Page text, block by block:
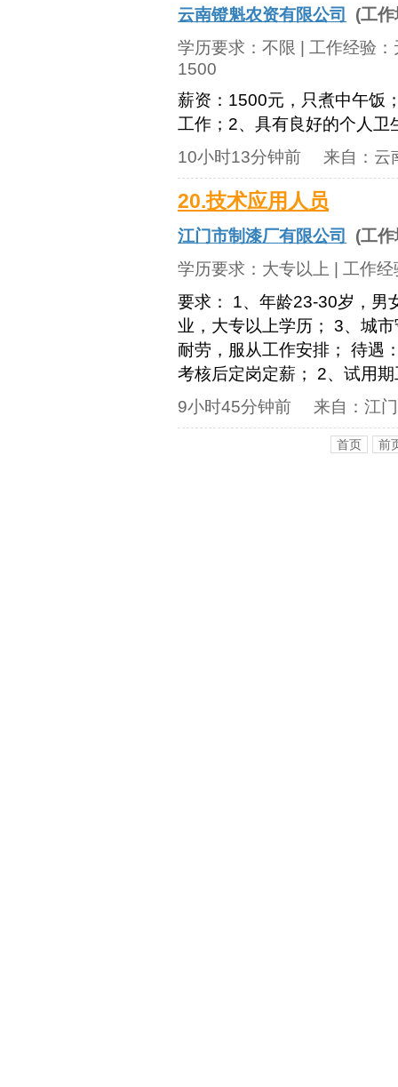
云南镫魁农资有限公司
(工
学历要求： 不限 | 工作经验：
1500
薪资：1500元，只煮中午饭
工作；2、具有良好的个人
10小时13分钟前 来自： 云
20.技术应用人员
江门市制漆厂有限公司
(工
学历要求： 大专以上 | 工作
要求： 1、年龄23-30岁，男
业，大专以上学历； 3、城
耐劳，服从工作安排； 待遇
考核后定岗定薪； 2、试用
9小时45分钟前 来自： 江
首页 前